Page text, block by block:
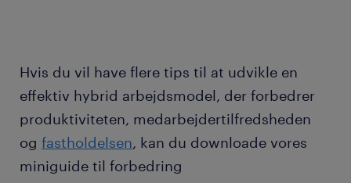
Hvis du vil have flere tips til at udvikle en
effektiv hybrid arbejdsmodel, der forbedrer
produktiviteten, medarbejdertilfredsheden
og fastholdelsen, kan du downloade vores
miniguide til forbedring